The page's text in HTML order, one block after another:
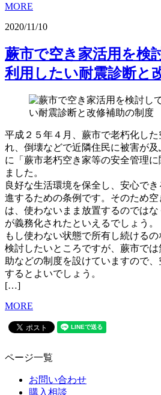
MORE
2020/11/10
蕨市で空き家活用を検
利用したい耐震診断と
平成２５年４月、蕨市で老朽化し
れ、倒壊などで近隣住民に被害が
に「蕨市老朽空き家等の安全管理
ました。
良好な生活環境を保全し、安心で
進するための条例です。そのため
は、使わないまま放置するのでは
が義務化されたといえるでしょう。
もし使わない状態で所有し続ける
検討したいところですが、蕨市で
助などの制度を設けていますので
するとよいでしょう。
[…]
MORE
ページ一覧
お問い合わせ
購入相談